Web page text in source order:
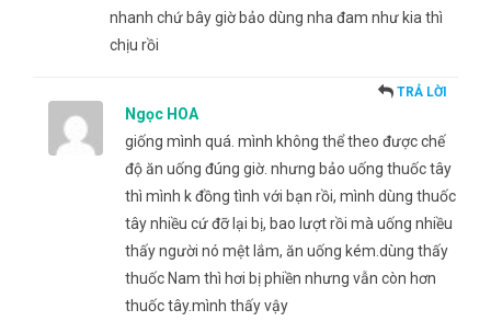
nhanh chứ bây giờ bảo dùng nha đam như kia thì
chịu rồi
Ngọc HOA
TRẢ LỜI
giống mình quá. mình không thể theo được chế
độ ăn uống đúng giờ. nhưng bảo uống thuốc tây
thì mình k đồng tình với bạn rồi, mình dùng thuốc
tây nhiều cứ đỡ lại bị, bao lượt rồi mà uống nhiều
thấy người nó mệt lắm, ăn uống kém.dùng thấy
thuốc Nam thì hơi bị phiền nhưng vẫn còn hơn
thuốc tây.mình thấy vậy